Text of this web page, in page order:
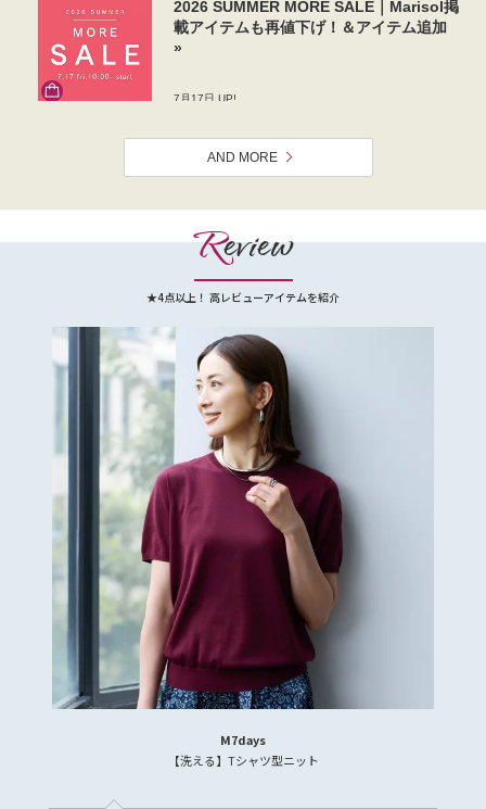
AND MORE
Review
★4点以上！ 高レビューアイテムを紹介
M7days
【洗える】Tシャツ型ニット